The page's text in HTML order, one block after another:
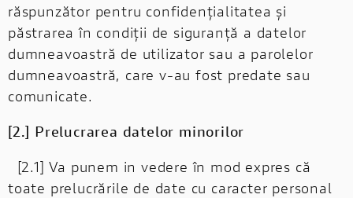
răspunzător pentru confidențialitatea și
păstrarea în condiții de siguranță a datelor
dumneavoastră de utilizator sau a parolelor
dumneavoastră, care v-au fost predate sau
comunicate.
[2.] Prelucrarea datelor minorilor
[2.1] Va punem in vedere în mod expres că
toate prelucrările de date cu caracter personal